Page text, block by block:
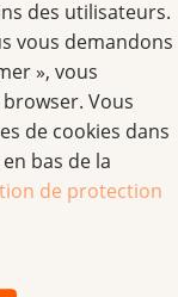
des utilisateurs.
vous demandons
», vous
Vous
de cookies dans
bas de la
de protection
vous en
doivent être